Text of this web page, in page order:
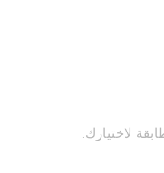
لاختيارك.